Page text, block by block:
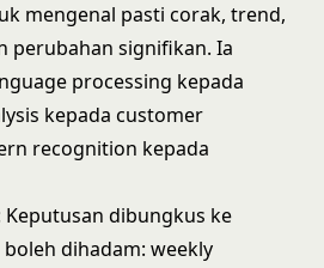
mengenal pasti corak, trend,
perubahan signifikan. Ia
processing kepada
kepada customer
recognition kepada
Keputusan dibungkus ke
dihadam: weekly